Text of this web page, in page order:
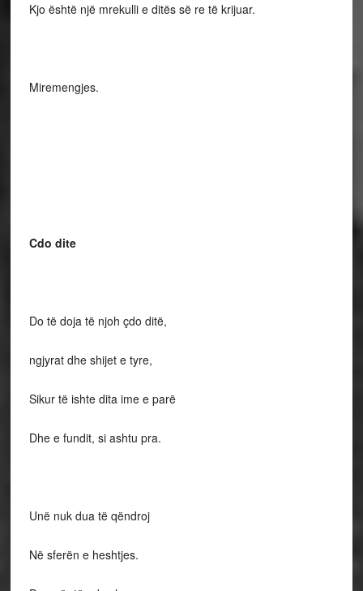
Kjo është një mrekulli e ditës së re të krijuar.
Miremengjes.
Cdo dite
Do të doja të njoh çdo ditë,
ngjyrat dhe shijet e tyre,
Sikur të ishte dita ime e parë
Dhe e fundit, si ashtu pra.
Unë nuk dua të qëndroj
Në sferën e heshtjes.